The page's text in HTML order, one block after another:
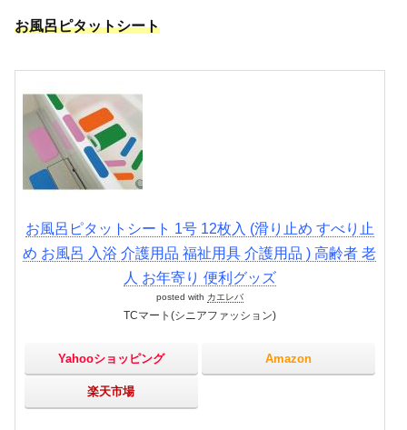
お風呂ピタットシート
お風呂ピタットシート 1号 12枚入 (滑り止め すべり止
め お風呂 入浴 介護用品 福祉用具 介護用品 ) 高齢者 老
人 お年寄り 便利グッズ
posted with カエレバ
TCマート(シニアファッション)
Yahooショッピング Amazon
楽天市場